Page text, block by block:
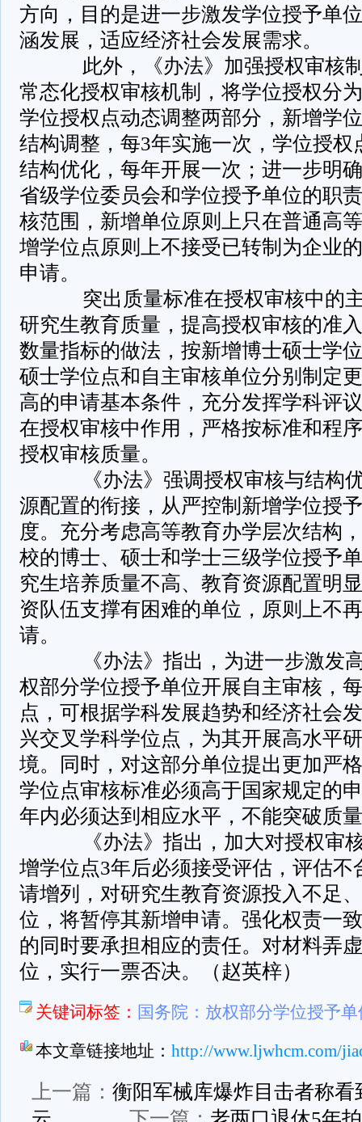
方向，目的是进一步激发学位授予单
涵发展，适应经济社会发展需求。
此外，《办法》加强授权审核
常态化授权审核机制，将学位授权分
学位授权点动态调整两部分，新增学
结构调整，每3年实施一次，学位授权
结构优化，每年开展一次；进一步明
省级学位委员会和学位授予单位的职
核范围，新增单位原则上只在普通高
增学位点原则上不接受已转制为企业
申请。
突出质量标准在授权审核中的
研究生教育质量，提高授权审核的准
数量指标的做法，按新增博士硕士学
硕士学位点和自主审核单位分别制定
高的申请基本条件，充分发挥学科评
在授权审核中作用，严格按标准和程
授权审核质量。
《办法》强调授权审核与结构
源配置的衔接，从严控制新增学位授
度。充分考虑高等教育办学层次结构
校的博士、硕士和学士三级学位授予
究生培养质量不高、教育资源配置明
资队伍支撑有困难的单位，原则上不
请。
《办法》指出，为进一步激发
权部分学位授予单位开展自主审核，
点，可根据学科发展趋势和经济社会
兴交叉学科学位点，为其开展高水平
境。同时，对这部分单位提出更加严
学位点审核标准必须高于国家规定的
年内必须达到相应水平，不能突破质
《办法》指出，加大对授权审
增学位点3年后必须接受评估，评估不
请增列，对研究生教育资源投入不足
位，将暂停其新增申请。强化权责一
的同时要承担相应的责任。对材料弄
位，实行一票否决。（赵英梓）
关键词标签： 国务院：放权部分学位授予
本文章链接地址： http://www.ljwhcm.com/
上一篇： 衡阳军械库爆炸目击者称看